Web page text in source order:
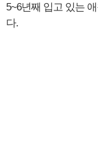
5~6년째 입고 있는
다.